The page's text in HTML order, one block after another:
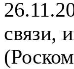
связи,